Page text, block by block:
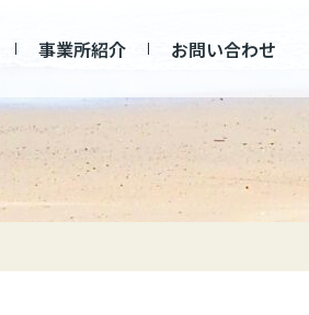
事業所紹介 お問い合わせ